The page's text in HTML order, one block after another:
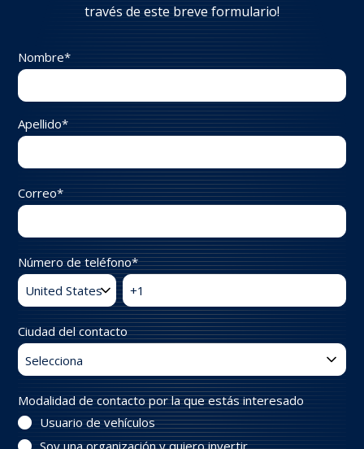
través de este breve formulario!
Nombre*
Apellido*
Correo*
Número de teléfono*
Ciudad del contacto
Modalidad de contacto por la que estás interesado
Usuario de vehículos